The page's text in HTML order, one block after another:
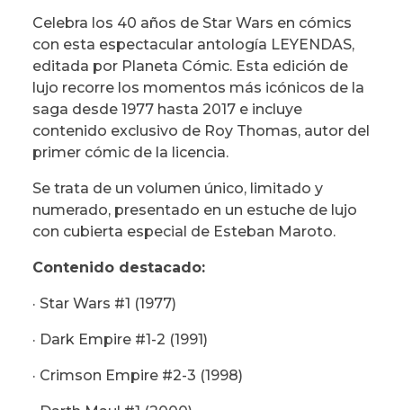
Celebra los 40 años de Star Wars en cómics
con esta espectacular antología LEYENDAS,
editada por Planeta Cómic. Esta edición de
lujo recorre los momentos más icónicos de la
saga desde 1977 hasta 2017 e incluye
contenido exclusivo de Roy Thomas, autor del
primer cómic de la licencia.
Se trata de un volumen único, limitado y
numerado, presentado en un estuche de lujo
con cubierta especial de Esteban Maroto.
Contenido destacado:
· Star Wars #1 (1977)
· Dark Empire #1-2 (1991)
· Crimson Empire #2-3 (1998)